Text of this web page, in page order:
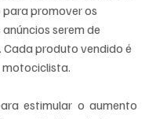
promover os
serem de
Cada produto vendido é
motociclista.
estimular o aumento